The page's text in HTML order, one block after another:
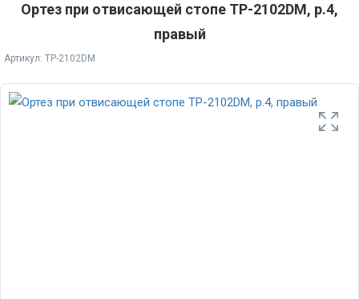
Ортез при отвисающей стопе TP-2102DM, р.4,
правый
Артикул: TP-2102DM